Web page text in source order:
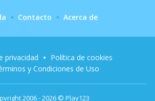
Contacto Acerca de
2006 - 2026 © Play123
privacidad
Política de cookies
y Condiciones de Uso